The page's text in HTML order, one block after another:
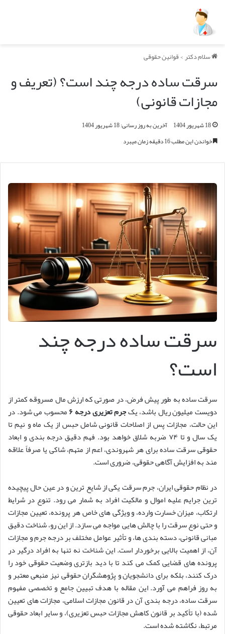
سلام دکتر>قوانین حقوقی
سرقت ساده درجه چند است؟ (تعریف و
مجازات قانونی)
18 شهریور 1404
آخرین به روز رسانی: 18 شهریور 1404
خواندن این مطلب 16 دقیقه زمان میبرد
سرقت ساده درجه چند
است؟
سرقت ساده به طور پیش فرض، در صورتی که ارزش مال مسروقه کمتر از
دویست میلیون ریال باشد، یکجرم تعزیری درجه ۶ محسوب می شود. در
این حالت، مجازات پس از اصلاحات قانونی شامل حبس از یک ماه و نیم تا
یک سال و تا ۷۴ ضربه شلاق خواهد بود. فهم دقیق درجه بندی و ابعاد
حقوقی سرقت ساده برای هر شهروندی، اعم از متهم، شاکی یا صرفاً علاقه
مند به افزایش آگاهی حقوقی، ضروری است.
در نظام حقوقی ایران، جرم سرقت یکی از شایع ترین و در عین حال پیچیده
ترین جرایم علیه اموال و مالکیت افراد به شمار می رود. تنوع در شرایط
ارتکاب، میزان خسارت وارده، و ویژگی های خاص هر پرونده، تعیین مجازات
و حتی نوع سرقت را با چالش هایی مواجه می سازد. از این رو، شناخت دقیق
مبانی قانونی، دسته بندی ها، و تأثیر عوامل مختلف بر درجه جرم و مجازات
آن، از اهمیت بالایی برخوردار است. این شناخت نه تنها به افراد درگیر در
پرونده های قضایی کمک می کند تا با دید بازتری وضعیت حقوقی خود را
درک کنند، بلکه برای دانشجویان و پژوهشگران حقوقی نیز منبعی معتبر و
به روز فراهم می آورد. این مقاله با هدف تبیین جامع و تخصصی مفهوم
سرقت ساده، درجه بندی آن در قانون مجازات اسلامی، مجازات های تعیین
شده (با تأکید بر قانون کاهش مجازات حبس تعزیری)، و سایر ابعاد حقوقی
مرتبط، نگاشته شده است.